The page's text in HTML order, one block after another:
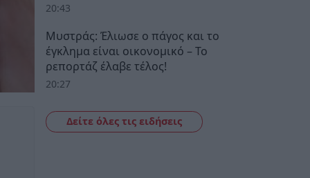
20:43
Μυστράς: Έλιωσε ο πάγος και το
έγκλημα είναι οικονομικό – Το
ρεπορτάζ έλαβε τέλος!
20:27
Δείτε όλες τις ειδήσεις